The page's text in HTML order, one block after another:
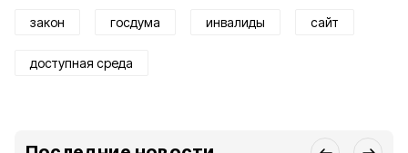
закон госдума инвалиды сайт
доступная среда